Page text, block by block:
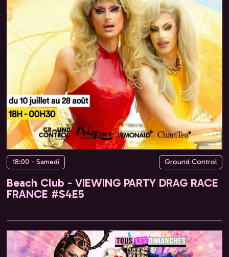
18:00 - Samedi Ground Control
Beach Club - VIEWING PARTY DRAG RACE
FRANCE #S4E5